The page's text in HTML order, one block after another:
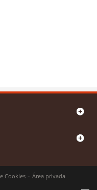
Cookies Área privada